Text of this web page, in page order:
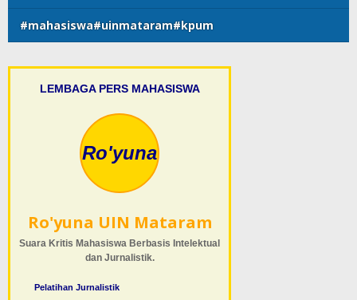
#mahasiswa#uinmataram#kpum
LEMBAGA PERS MAHASISWA
Ro'yuna
Ro'yuna UIN Mataram
Suara Kritis Mahasiswa Berbasis Intelektual
dan Jurnalistik.
Pelatihan Jurnalistik